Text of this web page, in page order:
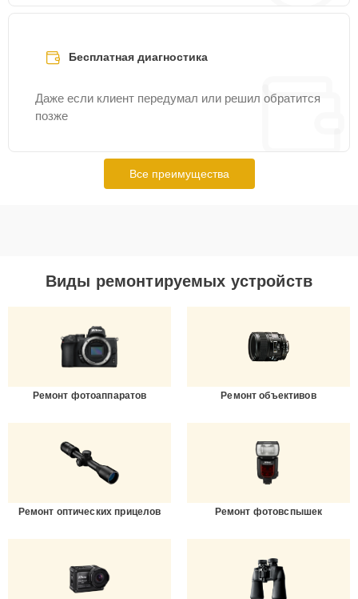
Бесплатная диагностика
Даже если клиент передумал или решил обратится
позже
Все преимущества
Виды ремонтируемых устройств
Ремонт фотоаппаратов Ремонт объективов
Ремонт оптических прицелов Ремонт фотовспышек